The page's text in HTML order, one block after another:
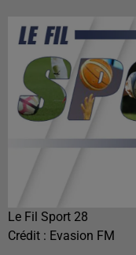
Le Fil Sport 28
Crédit : Evasion FM